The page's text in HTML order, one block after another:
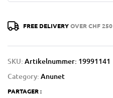
FREE DELIVERYOVER CHF 250
SKU: Artikelnummer: 19991141
Category: Anunet
PARTAGER :